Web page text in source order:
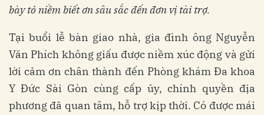
bày tỏ niềm biết ơn sâu sắc đến đơn vị tài trợ.
Tại buổi lễ bàn giao nhà, gia đình ông Nguyễn
Văn Phích không giấu được niềm xúc động và gửi
lời cảm ơn chân thành đến Phòng khám Đa khoa
Y Đức Sài Gòn cùng cấp ủy, chính quyền địa
phương đã quan tâm, hỗ trợ kịp thời. Có được mái